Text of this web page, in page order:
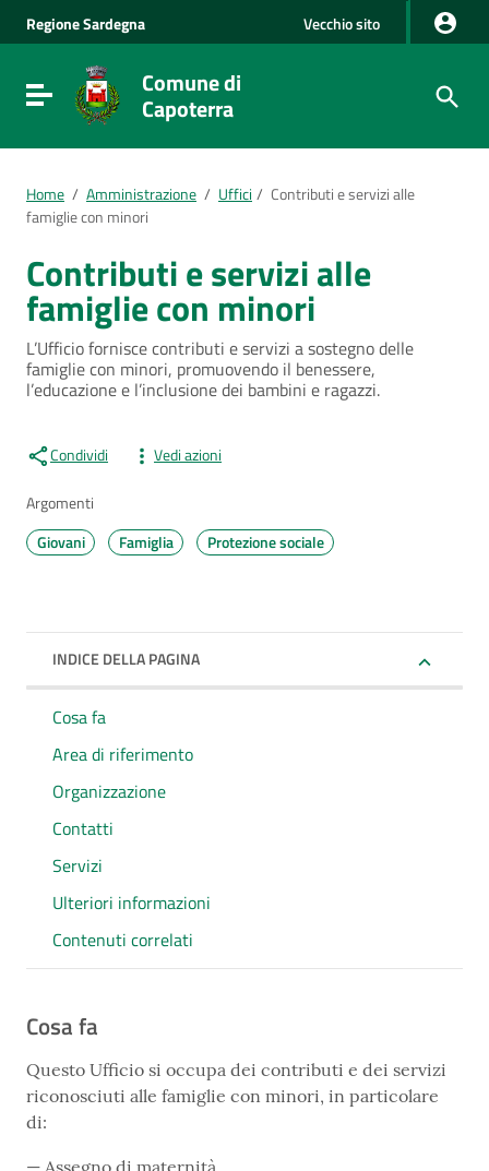
Vai alla navigazione del sito
Vai al Footer
RegioneSardegna Vecchio sito
Visualizza/nascondi menu di navigazione
Comune di
Capoterra
Home / Amministrazione / Uffici / Contributi e servizi alle
famiglie con minori
Contributi e servizi alle
famiglie con minori
L’Ufficio fornisce contributi e servizi a sostegno delle
famiglie con minori, promuovendo il benessere,
l’educazione e l’inclusione dei bambini e ragazzi.
Condividi Vedi azioni
Argomenti
Giovani
Famiglia Protezione sociale
INDICE DELLA PAGINA
Cosa fa
Area di riferimento
Organizzazione
Contatti
Servizi
Ulteriori informazioni
Contenuti correlati
Cosa fa
Questo Ufficio si occupa dei contributi e dei servizi
riconosciuti alle famiglie con minori, in particolare
di:
Assegno di maternità